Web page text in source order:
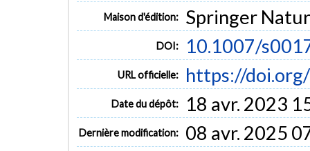
Maison d'édition: Springer
DOI: 10.1007/
URL officielle: https://
Date du dépôt: 18 avr. 2023
Dernière modification: 08 avr. 2025